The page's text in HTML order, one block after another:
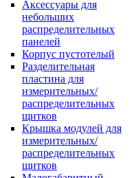
Аксессуары для
небольших
распределительных
панелей
Корпус пустотелый
Разделительная
пластина для
измерительных/
распределительных
щитков
Крышка модулей для
измерительных/
распределительных
щитков